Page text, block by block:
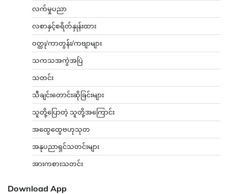
လက်မှုပညာ
လစာနှင့်စရိတ်နှုန်းထား
ဝတ္ထု/ကာတွန်း/ကဗျာများ
သကသအကွဲအပြဲ
သတင်း
သီချင်းတောင်းဆိုခြင်းများ
သူတို့ပြောတဲ့ သူတို့အကြောင်း
အထွေထွေဗဟုသုတ
အနုပညာရှင်သတင်းများ
အားကစားသတင်း
Download App